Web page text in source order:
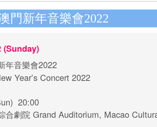
門新年音樂會2022
(Sunday)
年音樂會2022
Year’s Concert 2022
20:00
合劇院 Grand Auditorium, Macao